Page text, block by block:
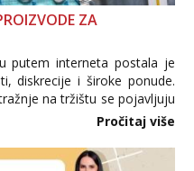
ZA
putem interneta postala je
diskrecije i široke ponude.
na tržištu se pojavljuju
nepouzdane internetske
Pročitaj više